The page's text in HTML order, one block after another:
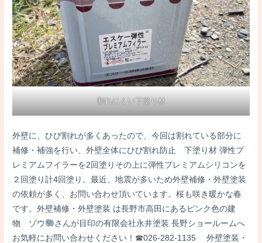
割れにくい下塗り材
外壁に、ひび割れが多くあったので、今回は割れている部分に
補修・補強を行い、外壁全体にひび割れ防止 下塗り材 弾性プ
レミアムフイラーを2回塗りその上に弾性プレミアムシリコンを
２回塗り計4回塗り。最近、地震が多いため外壁補修・外壁塗装
の依頼が多く、お問い合わせ頂いています。桜も咲き暖かな春
です。外壁補修・外壁塗装 は長野市高田にあるピンク色の建
物 ゾウ
さんが目印の有限会社永井塗装 長野ショールームへ
お気軽にお問い合わせください！☎026-282-1135 外壁塗装・